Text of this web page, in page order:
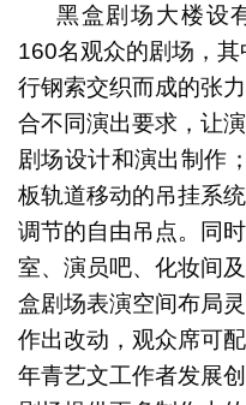
黑盒剧场大楼设
160名观众的剧场，
行钢索交织而成的张
合不同演出要求，让
剧场设计和演出制作
板轨道移动的吊挂系
调节的自由吊点。同
室、演员吧、化妆间
盒剧场表演空间布局
作出改动，观众席可
年青艺文工作者发展